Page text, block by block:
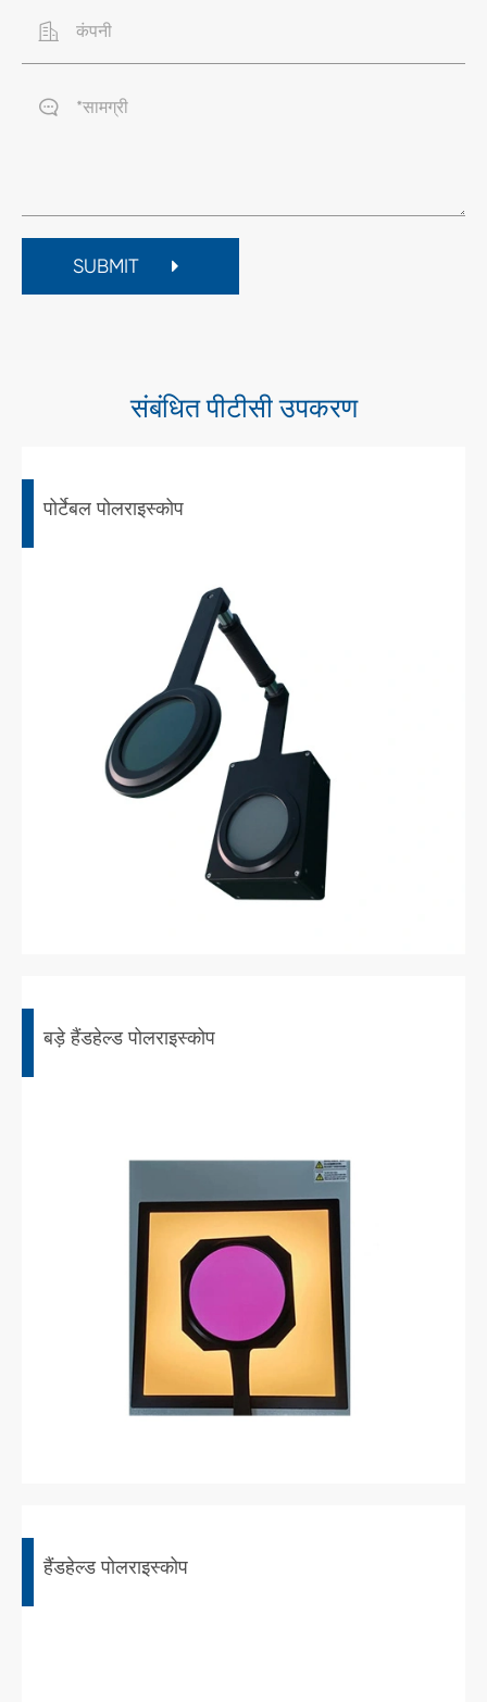


SUBMIT
संबंधित पीटीसी उपकरण
पोर्टेबल पोलराइस्कोप
बड़े हैंडहेल्ड पोलराइस्कोप
हैंडहेल्ड पोलराइस्कोप